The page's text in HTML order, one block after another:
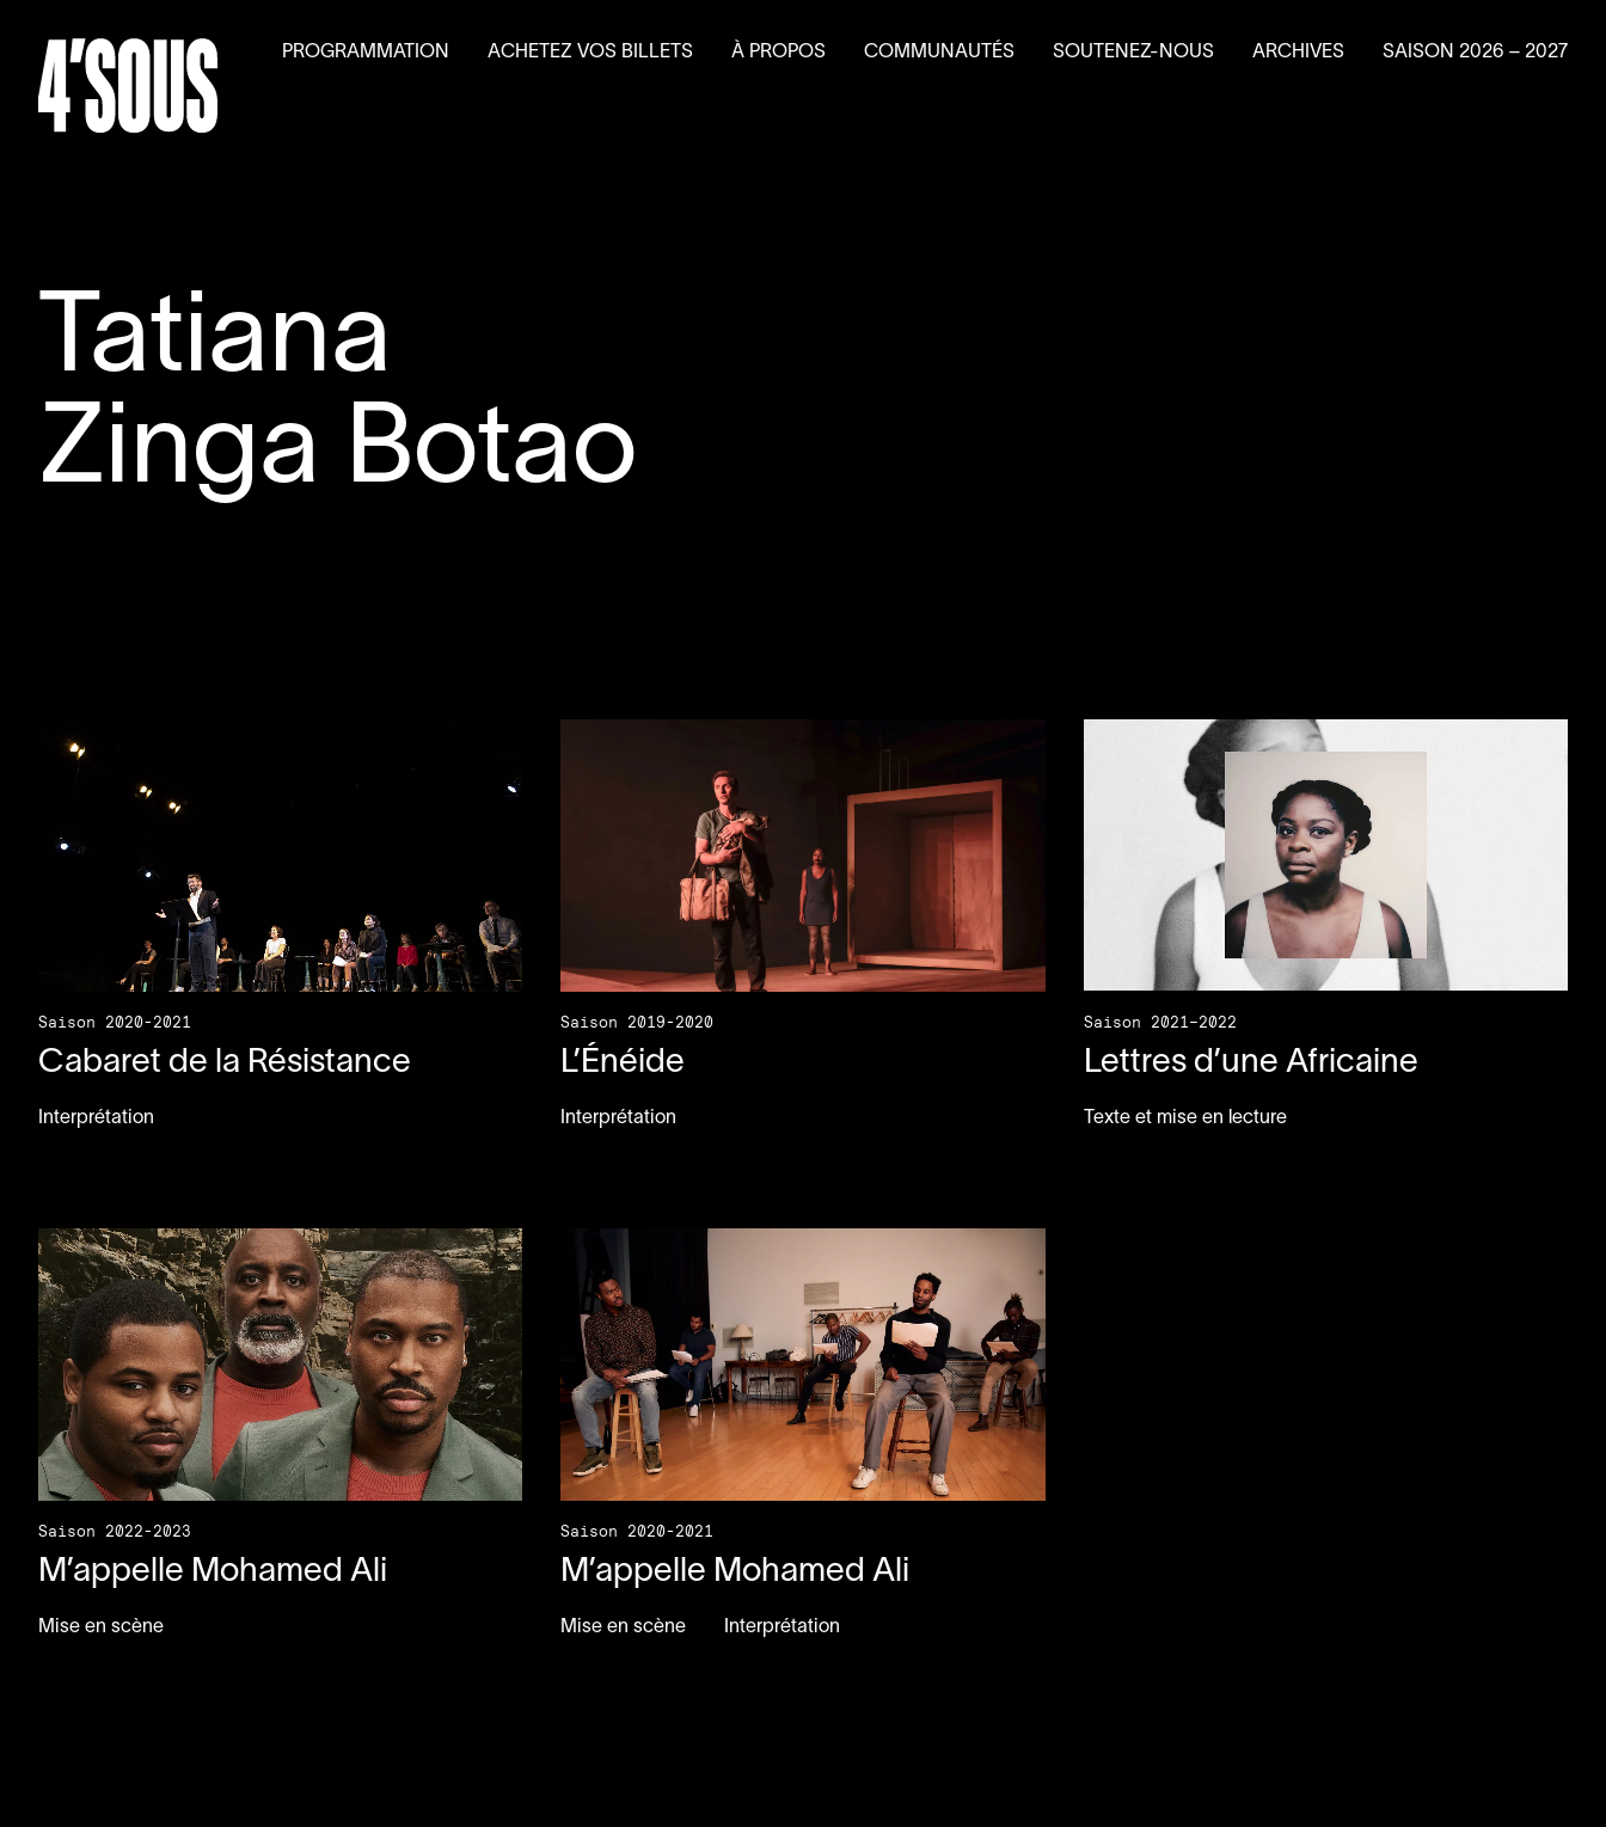
Tatiana
Zinga Botao
Saison 2020-2021
Cabaret de la Résistance
Interprétation
Saison 2019-2020
L’Énéide
Interprétation
Saison 2021–2022
Lettres d’une Africaine
Texte et mise en lecture
Saison 2022-2023
M’appelle Mohamed Ali
Mise en scène
Saison 2020-2021
M’appelle Mohamed Ali
Mise en scène Interprétation
PROGRAMMATION ACHETEZ VOS BILLETS À PROPOS COMMUNAUTÉS SOUTENEZ-NOUS ARCHIVES SAISON 2026 – 2027